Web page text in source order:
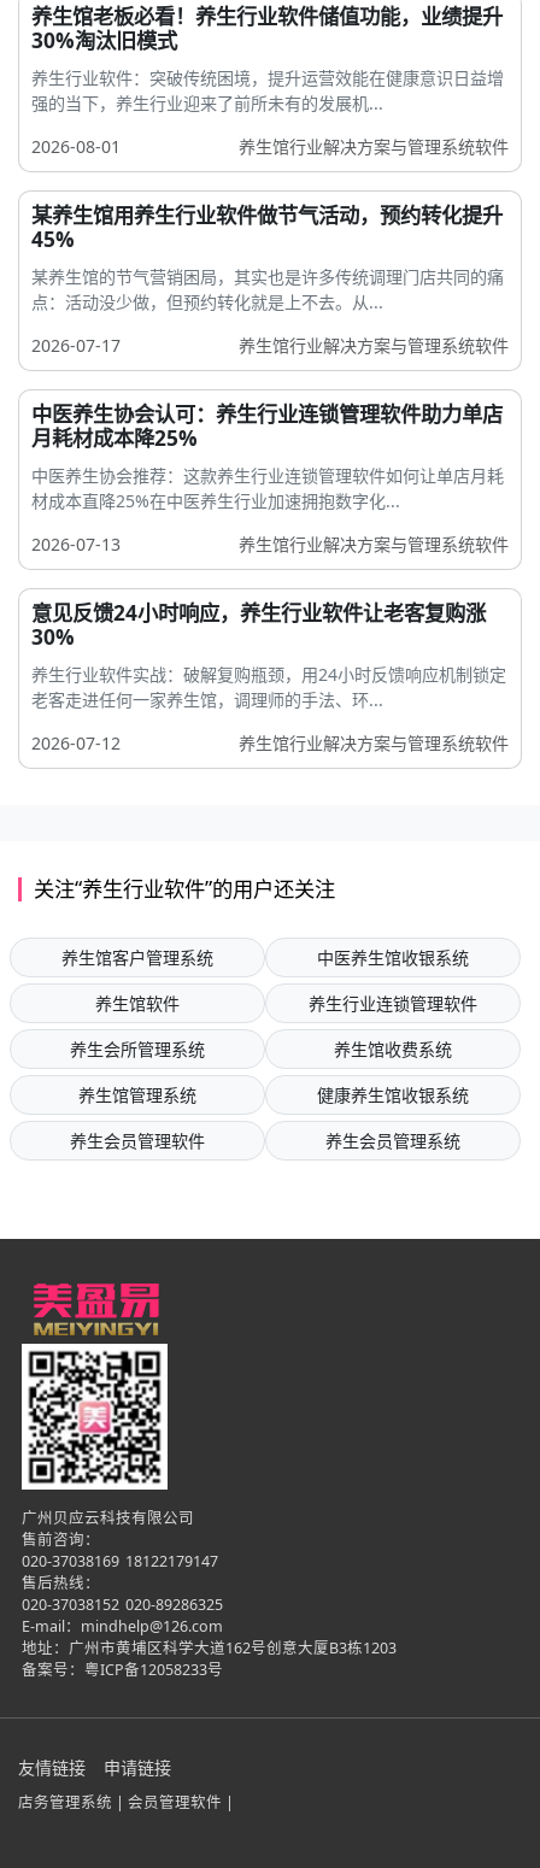
养生馆老板必看！养生行业软件储值功能，业绩提升
30%淘汰旧模式
养生行业软件：突破传统困境，提升运营效能在健康意识日益增
强的当下，养生行业迎来了前所未有的发展机...
2026-08-01
养生馆行业解决方案与管理系统软件
某养生馆用养生行业软件做节气活动，预约转化提升
45%
某养生馆的节气营销困局，其实也是许多传统调理门店共同的痛
点：活动没少做，但预约转化就是上不去。从...
2026-07-17
养生馆行业解决方案与管理系统软件
中医养生协会认可：养生行业连锁管理软件助力单店
月耗材成本降25%
中医养生协会推荐：这款养生行业连锁管理软件如何让单店月耗
材成本直降25%在中医养生行业加速拥抱数字化...
2026-07-13
养生馆行业解决方案与管理系统软件
意见反馈24小时响应，养生行业软件让老客复购涨
30%
养生行业软件实战：破解复购瓶颈，用24小时反馈响应机制锁定
老客走进任何一家养生馆，调理师的手法、环...
2026-07-12
养生馆行业解决方案与管理系统软件
关注“养生行业软件”的用户还关注
养生馆客户管理系统
中医养生馆收银系统
养生馆软件
养生行业连锁管理软件
养生会所管理系统
养生馆收费系统
养生馆管理系统
健康养生馆收银系统
养生会员管理软件
养生会员管理系统
广州贝应云科技有限公司
售前咨询：
020-37038169 18122179147
售后热线：
020-37038152 020-89286325
E-mail：mindhelp@126.com
地址：广州市黄埔区科学大道162号创意大厦B3栋1203
备案号： 粤ICP备12058233号
友情链接 申请链接
店务管理系统 | 会员管理软件 |